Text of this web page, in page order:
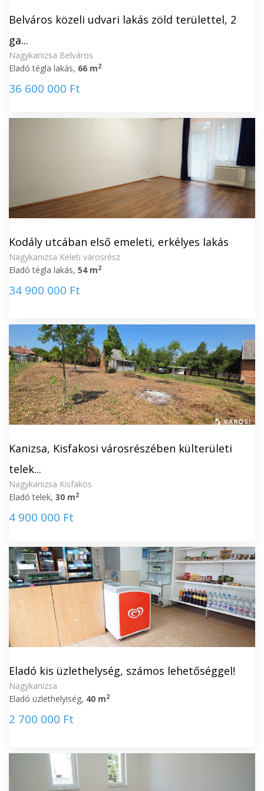
Belváros közeli udvari lakás zöld területtel, 2
ga...
Nagykanizsa Belváros
Eladó tégla lakás, 66 m2
36 600 000 Ft
Kodály utcában első emeleti, erkélyes lakás
Nagykanizsa Keleti városrész
Eladó tégla lakás, 54 m2
34 900 000 Ft
Kanizsa, Kisfakosi városrészében külterületi
telek...
Nagykanizsa Kisfakos
Eladó telek, 30 m2
4 900 000 Ft
Eladó kis üzlethelység, számos lehetőséggel!
Nagykanizsa
Eladó üzlethelyiség, 40 m2
2 700 000 Ft